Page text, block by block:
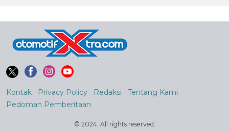
Kontak Privacy Policy Redaksi
Tentang Kami
Pedoman Pemberitaan
© 2024. All rights reserved.